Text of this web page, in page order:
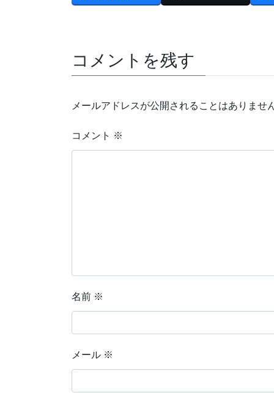
コメントを残す
メールアドレスが公開されることはありませ
コメント ※
名前 ※
メール ※